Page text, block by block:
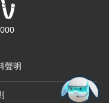
聲明